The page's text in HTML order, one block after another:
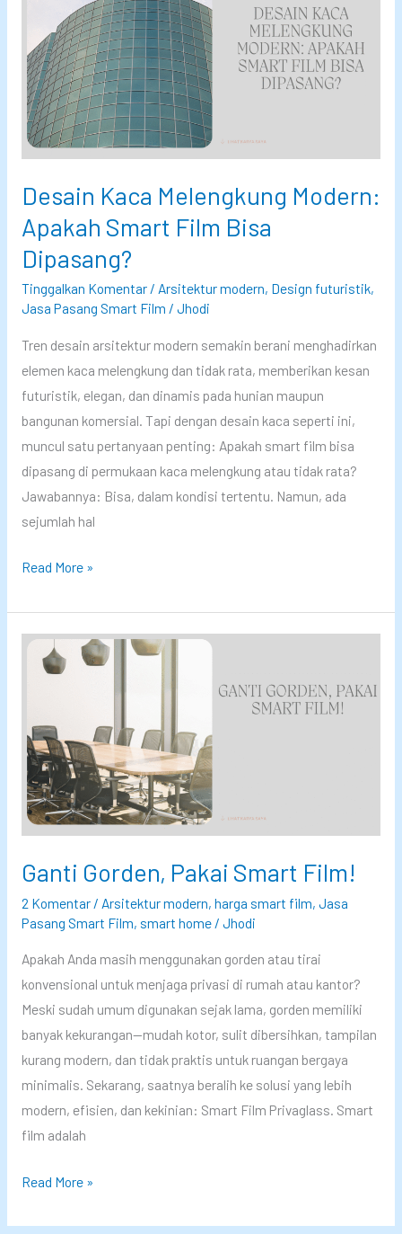
a
?
n
?
n
P
e
n
e
l
a
s
a
n
n
y
a
g
d
n
U
n
k
,
T
e
t
a
p
B
s
P
s
m
a
i
l
m
K
Desain Kaca Melengkung Modern:
Apakah Smart Film Bisa
Dipasang?
Tinggalkan Komentar / Arsitektur modern, Design futuristik,
Jasa Pasang Smart Film / Jhodi
Tren desain arsitektur modern semakin berani menghadirkan
elemen kaca melengkung dan tidak rata, memberikan kesan
futuristik, elegan, dan dinamis pada hunian maupun
bangunan komersial. Tapi dengan desain kaca seperti ini,
muncul satu pertanyaan penting: Apakah smart film bisa
dipasang di permukaan kaca melengkung atau tidak rata?
Jawabannya: Bisa, dalam kondisi tertentu. Namun, ada
sejumlah hal
D
s
a
c
a
M
n
k
u
n
g
M
o
d
e
Read More »
Ganti Gorden, Pakai Smart Film!
2 Komentar / Arsitektur modern, harga smart film, Jasa
Pasang Smart Film, smart home/ Jhodi
Apakah Anda masih menggunakan gorden atau tirai
konvensional untuk menjaga privasi di rumah atau kantor?
Meski sudah umum digunakan sejak lama, gorden memiliki
banyak kekurangan—mudah kotor, sulit dibersihkan, tampilan
kurang modern, dan tidak praktis untuk ruangan bergaya
minimalis. Sekarang, saatnya beralih ke solusi yang lebih
modern, efisien, dan kekinian: Smart Film Privaglass. Smart
film adalah
G
n
Read More »